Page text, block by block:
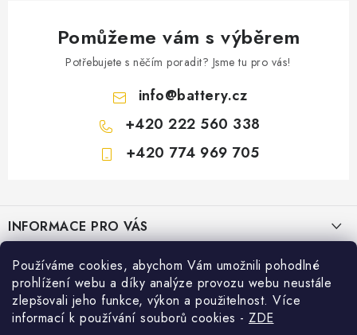
Používáme cookies, abychom Vám umožnili pohodlné
prohlížení webu a díky analýze provozu webu neustále
zlepšovali jeho funkce, výkon a použitelnost. Více
informací k používání souborů cookies - ZDE
Pomůžeme vám s výběrem
Potřebujete s něčím poradit? Jsme tu pro vás!
info@battery.cz
+420 222 560 338
+420 774 969 705
pINFORMACE PRO VÁS
KONTAKTY
POŠTOVNÉ A DOPRAVA
KONFIGURÁTOR AUTOBATERIÍ
PRODEJNY BATTERY.CZ
Prodejna Brno - Pražákova ul.
Konfigurátor AUTOBATERIE